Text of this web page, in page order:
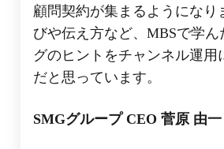
顧問契約が集まるようになり
びや伝え方など、MBSで学
グのヒントをチャンネル運用
だと思っています。
SMGグループ CEO菅原 由一